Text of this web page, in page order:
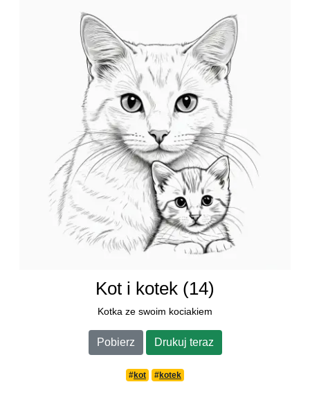
Kot i kotek (14)
Kotka ze swoim kociakiem
Pobierz Drukuj teraz
#kot #kotek